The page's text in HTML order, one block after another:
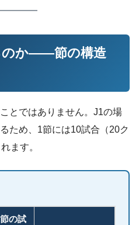
のか——節の構造
とではありません。J1の場
ため、1節には10試合（20ク
ます。
の試